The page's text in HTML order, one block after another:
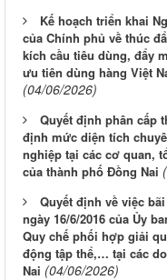
Kế hoạch triển khai
của Chính phủ về thúc
kích cầu tiêu dùng, đẩy
ưu tiên dùng hàng Việt
(04/06/2026)
Quyết định phân cấp
định mức diện tích
nghiệp tại các cơ quan,
của thành phố Đồng Nai
Quyết định về việc
ngày 16/6/2016 của Ủy
Quy chế phối hợp giải
động tập thể,… tại các
Nai (04/06/2026)